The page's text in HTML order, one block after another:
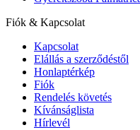
Fiók & Kapcsolat
Kapcsolat
Elállás a szerződéstől
Honlaptérkép
Fiók
Rendelés követés
Kívánságlista
Hírlevél